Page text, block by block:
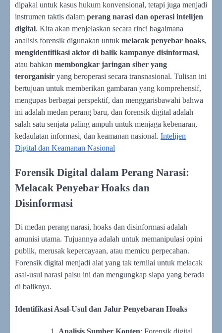
dipakai untuk kasus hukum konvensional, tetapi juga menjadi
instrumen taktis dalam perang narasi dan operasi intelijen
digital. Kita akan menjelaskan secara rinci bagaimana
analisis forensik digunakan untuk melacak penyebar hoaks,
mengidentifikasi aktor di balik kampanye disinformasi,
atau bahkan membongkar jaringan siber yang
terorganisir yang beroperasi secara transnasional. Tulisan ini
bertujuan untuk memberikan gambaran yang komprehensif,
mengupas berbagai perspektif, dan menggarisbawahi bahwa
ini adalah medan perang baru, dan forensik digital adalah
salah satu senjata paling ampuh untuk menjaga kebenaran,
kedaulatan informasi, dan keamanan nasional. Intelijen
Digital dan Keamanan Nasional
Forensik Digital dalam Perang Narasi:
Melacak Penyebar Hoaks dan
Disinformasi
Di medan perang narasi, hoaks dan disinformasi adalah
amunisi utama. Tujuannya adalah untuk memanipulasi opini
publik, merusak kepercayaan, atau memicu perpecahan.
Forensik digital menjadi alat yang tak ternilai untuk melacak
asal-usul narasi palsu ini dan mengungkap siapa yang berada
di baliknya.
Identifikasi Asal-Usul dan Jalur Penyebaran Hoaks